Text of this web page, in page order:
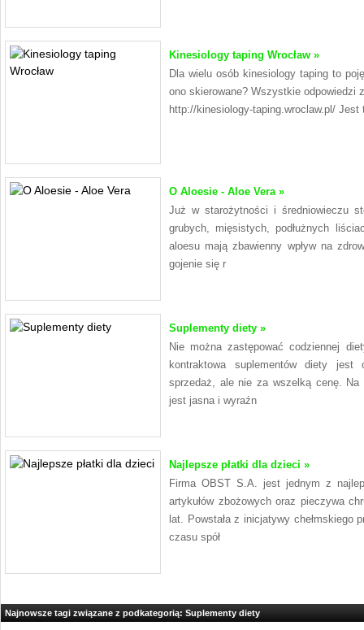
Kinesiology taping Wrocław »
Dla wielu osób kinesiology taping to
ono skierowane? Wszystkie odpowiedzi
http://kinesiology-taping.wroclaw.pl/
O Aloesie - Aloe Vera »
Już w starożytności i średniowieczu
grubych, mięsistych, podłużnych
aloesu mają zbawienny wpływ na
gojenie się r
Suplementy diety »
Nie można zastępować codziennej
kontraktowa suplementów diety
sprzedaż, ale nie za wszelką cenę. Na
jest jasna i wyraźn
Najlepsze płatki dla dzieci »
Firma OBST S.A. jest jednym z
artykułów zbożowych oraz pieczywa
lat. Powstała z inicjatywy chełmskiego
czasu spół
Najnowsze tagi związane z podkategorią: Suplementy diety